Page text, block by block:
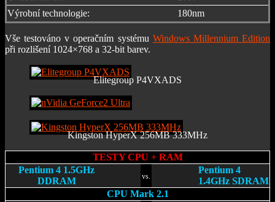
Výrobní technologie:
180nm
Vše testováno v operačním systému Windows Millennium Edition
při rozlišení 1024×768 a 32-bit barev.
Elitegroup P4VXADS
Kingston HyperX 256MB 333MHz
TESTY CPU + RAM
Pentium 4 1.5GHz
DDRAM
vs.
Pentium 4
1.4GHz SDRAM
CPU Mark 2.1